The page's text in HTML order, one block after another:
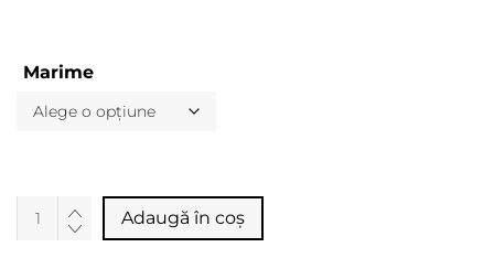
Marime
Adaugă în coș